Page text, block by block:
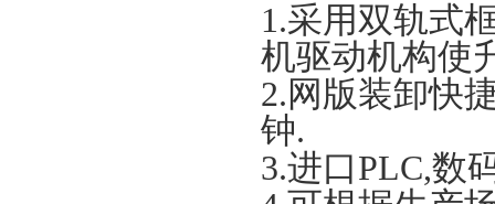
1.采用双轨式
机驱动机构使
2. 网版装卸快
钟.
3.进口PLC,数